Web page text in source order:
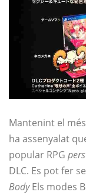
Mantenint el
ha assenyalat
popular RPG
DLC. Es pot fer
BodyEls modes